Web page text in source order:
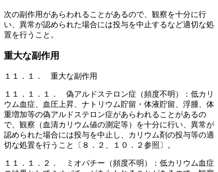
次の副作用があらわれることがあるので、観察を十分に行
い、異常が認められた場合には投与を中止するなど適切な処
置を行うこと。
重大な副作用
１１．１． 重大な副作用
１１．１．１． 偽アルドステロン症（頻度不明）：低カリ
ウム血症、血圧上昇、ナトリウム貯留・体液貯留、浮腫、体
重増加等の偽アルドステロン症があらわれることがあるの
で、観察（血清カリウム値の測定等）を十分に行い、異常が
認められた場合には投与を中止し、カリウム剤の投与等の適
切な処置を行うこと〔８．２、１０．２参照〕。
１１．１．２． ミオパチー（頻度不明）：低カリウム血症